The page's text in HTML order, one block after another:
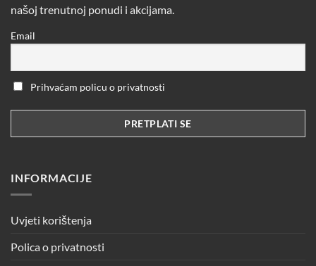
našoj trenutnoj ponudi i akcijama.
Email
Prihvaćam policu o privatnosti
INFORMACIJE
Uvjeti korištenja
Polica o privatnosti